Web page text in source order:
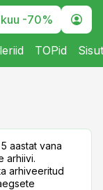
-70%
TOPid
aastat vana
arhiivi.
arhiveeritud